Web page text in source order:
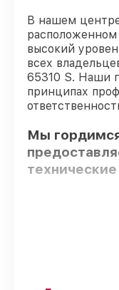
В нашем
высокий
всех
65310 S. Наши
принципах
Мы
Только